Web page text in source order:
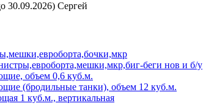
30.09.2026) Сергей
беги нов и б/у
объем 0,6 куб.м.
(бродильные танки), объем 12 куб.м.
1 куб.м., вертикальная